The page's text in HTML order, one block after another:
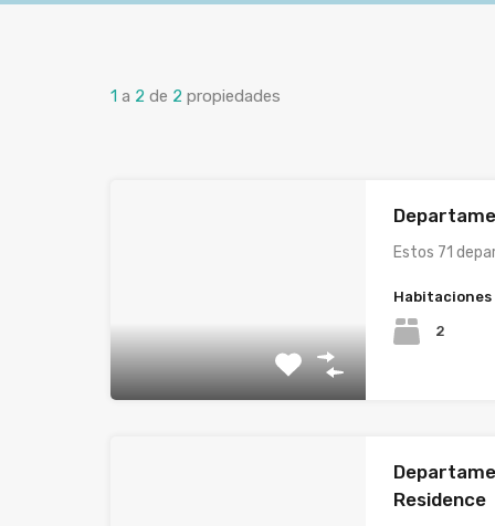
1 a 2 de 2 propiedades
Estos 71
Habitaciones
2
Residence